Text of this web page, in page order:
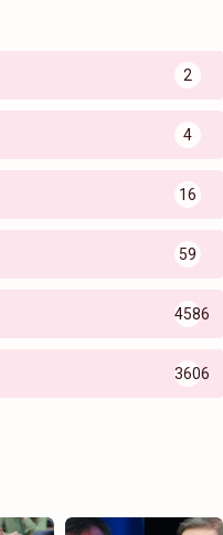
2
4
16
59
4586
3606